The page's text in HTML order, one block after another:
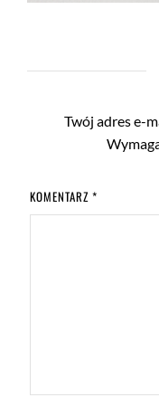
Twój adres e-
KOMENTARZ *